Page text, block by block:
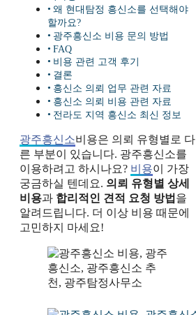
왜 현대탐정 흥신소를 선택해야
할까요?
광주흥신소 비용 문의 방법
FAQ
비용 관련 고객 후기
결론
흥신소 의뢰 업무 관련 자료
흥신소 의뢰 비용 관련 자료
전라도 지역 흥신소 최신 정보
광주흥신소비용은 의뢰 유형별로 다
른 부분이 있습니다. 광주흥신소를
이용하려고 하시나요? 비용이 가장
궁금하실 텐데요. 의뢰 유형별 상세
비용과 합리적인 견적 요청 방법 을
알려드립니다. 더 이상 비용 때문에
고민하지 마세요!